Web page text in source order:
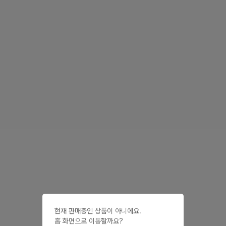
현재 판매중인 상품이 아니에요.
홈 화면으로 이동할까요?